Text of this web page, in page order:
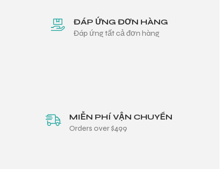
ĐÁP ỨNG ĐƠN HÀNG
Đáp ứng tất cả đơn hàng
MIỄN PHÍ VẬN CHUYỂN
Orders over $499